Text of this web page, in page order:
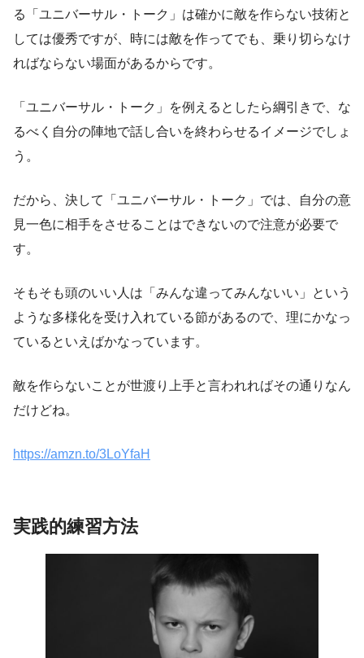
る「ユニバーサル・トーク」は確かに敵を作らない技術と
しては優秀ですが、時には敵を作ってでも、乗り切らなけ
ればならない場面があるからです。
「ユニバーサル・トーク」を例えるとしたら綱引きで、な
るべく自分の陣地で話し合いを終わらせるイメージでしょ
う。
だから、決して「ユニバーサル・トーク」では、自分の意
見一色に相手をさせることはできないので注意が必要で
す。
そもそも頭のいい人は「みんな違ってみんないい」という
ような多様化を受け入れている節があるので、理にかなっ
ているといえばかなっています。
敵を作らないことが世渡り上手と言われればその通りなん
だけどね。
https://amzn.to/3LoYfaH
実践的練習方法